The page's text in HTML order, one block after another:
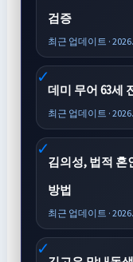
검증
최근 업데이트 ·
데미 무어 63세
최근 업데이트 ·
김의성, 법적 혼
방법
최근 업데이트 ·